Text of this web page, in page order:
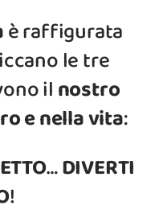
è raffigurata
le tre
ilnostro
e nella vita:
…DIVERTI
!